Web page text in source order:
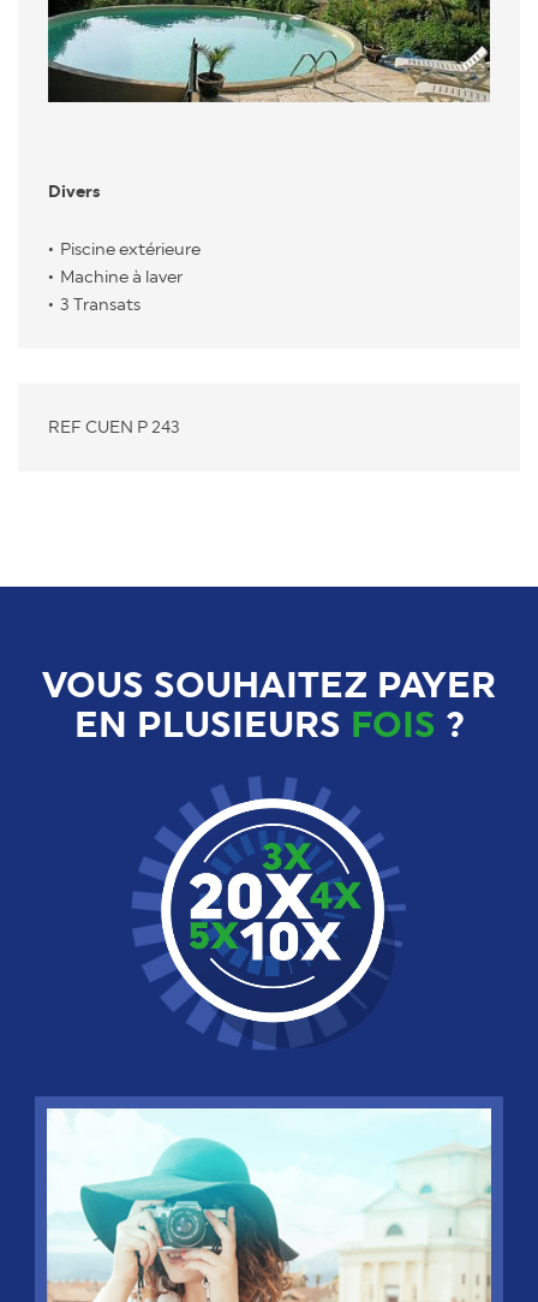
Divers
Piscine extérieure
Machine à laver
3 Transats
REF CUEN P 243
VOUS SOUHAITEZ PAYER
EN PLUSIEURS FOIS ?